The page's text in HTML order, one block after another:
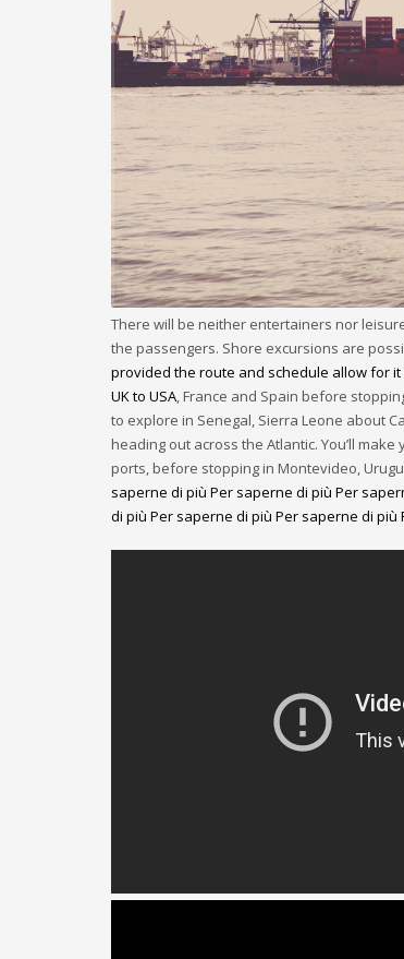
There will be neither entertainers nor
the passengers. Shore excursions are
provided the route and schedule allow for
UK to USA, France and Spain before
to explore in Senegal, Sierra Leone about
heading out across the Atlantic. You’ll
ports, before stopping in Montevideo,
saperne di più Per saperne di più Per
di più Per saperne di più Per saperne di più